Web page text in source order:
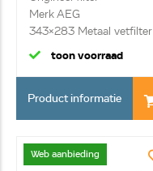
Merk AEG
343x283 Metaal vetfilter
toon voorraad
Product informatie
Web aanbieding